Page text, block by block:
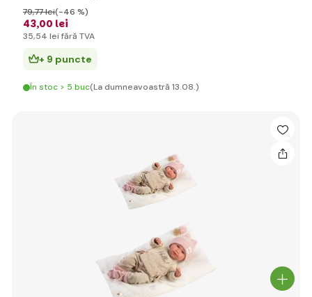
43,00 lei
79,77 lei(-46 %)
35,54 lei fără TVA
+ 9 puncte
În stoc > 5 buc(La dumneavoastră 13.08.)